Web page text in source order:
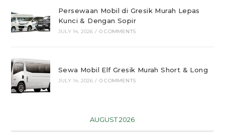
Persewaan Mobil di Gresik Murah Lepas
Kunci & Dengan Sopir
JULY 14, 2026 / 0 COMMENTS
Sewa Mobil Elf Gresik Murah Short & Long
JULY 14, 2026 / 0 COMMENTS
AUGUST 2026